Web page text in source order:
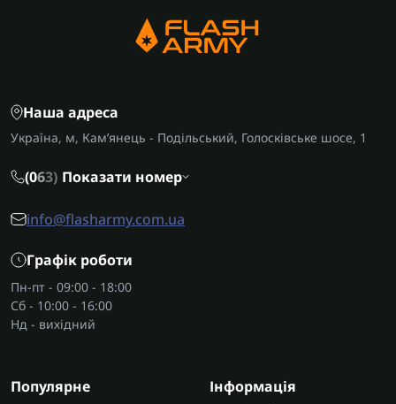
Наша адреса
Україна, м, Кам’янець - Подільський, Голосківське шосе, 1
(063) Показати номер
info@flasharmy.com.ua
Графік роботи
Пн-пт - 09:00 - 18:00
Сб - 10:00 - 16:00
Нд - вихідний
Популярне Інформація